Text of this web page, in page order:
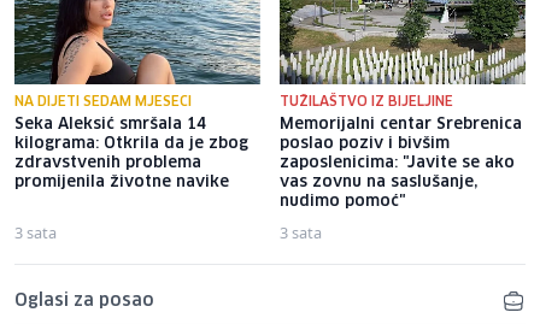
NA DIJETI SEDAM MJESECI
Seka Aleksić smršala 14
kilograma: Otkrila da je zbog
zdravstvenih problema
promijenila životne navike
3 sata
TUŽILAŠTVO IZ BIJELJINE
Memorijalni centar Srebrenica
poslao poziv i bivšim
zaposlenicima: "Javite se ako
vas zovnu na saslušanje,
nudimo pomoć"
3 sata
Oglasi za posao